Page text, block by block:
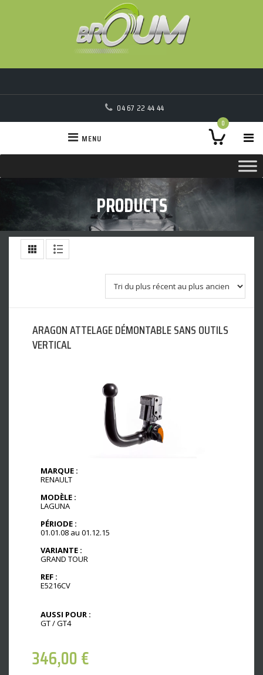
04 67 22 44 44
0
MENU
PRODUCTS
ARAGON ATTELAGE DÉMONTABLE SANS OUTILS
VERTICAL
MARQUE :
RENAULT
MODÈLE :
LAGUNA
PÉRIODE :
01.01.08 au 01.12.15
VARIANTE :
GRAND TOUR
REF :
E5216CV
AUSSI POUR :
GT / GT4
346,00€